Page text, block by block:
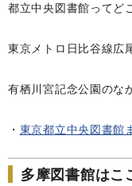
都立中央図書館ってど
東京メトロ日比谷線広
有栖川宮記念公園のな
・ 東京都立中央図書館
多摩図書館はこ